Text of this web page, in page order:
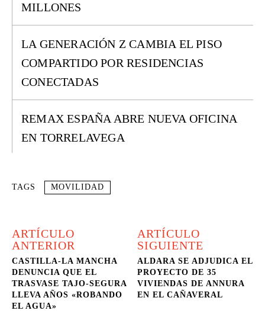
MILLONES
LA GENERACIÓN Z CAMBIA EL PISO
COMPARTIDO POR RESIDENCIAS
CONECTADAS
REMAX ESPAÑA ABRE NUEVA OFICINA
EN TORRELAVEGA
TAGS MOVILIDAD
ARTÍCULO
ANTERIOR
CASTILLA-LA MANCHA
DENUNCIA QUE EL
TRASVASE TAJO-SEGURA
LLEVA AÑOS «ROBANDO
EL AGUA»
ARTÍCULO
SIGUIENTE
ALDARA SE ADJUDICA EL
PROYECTO DE 35
VIVIENDAS DE ANNURA
EN EL CAÑAVERAL